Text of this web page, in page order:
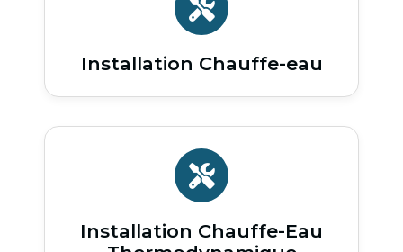
Installation Chauffe-eau
Installation Chauffe-Eau